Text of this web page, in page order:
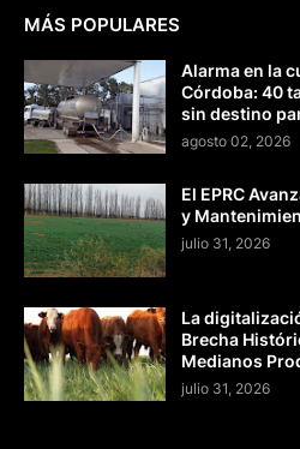
MÁS POPULARES
Alarma en la
Córdoba: 40
sin destino
agosto 02, 2026
El EPRC
y
julio 31, 2026
La
Brecha
Medianos
julio 31, 2026